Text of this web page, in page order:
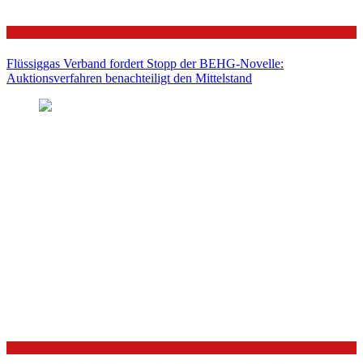
Flüssiggas Verband fordert Stopp der BEHG-Novelle:
Auktionsverfahren benachteiligt den Mittelstand